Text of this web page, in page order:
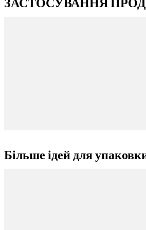
Більше ідей для